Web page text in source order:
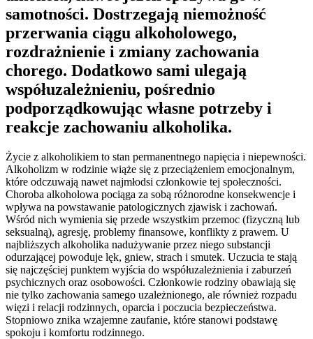
samotności. Dostrzegają niemożność
przerwania ciągu alkoholowego,
rozdrażnienie i zmiany zachowania
chorego. Dodatkowo sami ulegają
współuzależnieniu, pośrednio
podporządkowując własne potrzeby i
reakcje zachowaniu alkoholika.
Życie z alkoholikiem to stan permanentnego napięcia i niepewności.
Alkoholizm w rodzinie wiąże się z przeciążeniem emocjonalnym,
które odczuwają nawet najmłodsi członkowie tej społeczności.
Choroba alkoholowa pociąga za sobą różnorodne konsekwencje i
wpływa na powstawanie patologicznych zjawisk i zachowań.
Wśród nich wymienia się przede wszystkim przemoc (fizyczną lub
seksualną), agresję, problemy finansowe, konflikty z prawem. U
najbliższych alkoholika nadużywanie przez niego substancji
odurzającej powoduje lęk, gniew, strach i smutek. Uczucia te stają
się najczęściej punktem wyjścia do współuzależnienia i zaburzeń
psychicznych oraz osobowości. Członkowie rodziny obawiają się
nie tylko zachowania samego uzależnionego, ale również rozpadu
więzi i relacji rodzinnych, oparcia i poczucia bezpieczeństwa.
Stopniowo znika wzajemne zaufanie, które stanowi podstawę
spokoju i komfortu rodzinnego.